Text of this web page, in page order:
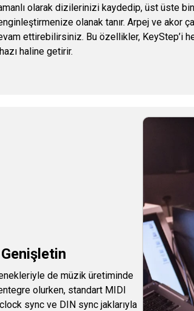
olarak dizilerinizi kaydedip, üst üste
olanak tanır. Arpej ve akor
ettirebilirsiniz. Bu özellikler, KeyStep’i
haline getirir.
Genişletin
de müzik üretiminde
olurken, standart MIDI
sync ve DIN sync jaklarıyla